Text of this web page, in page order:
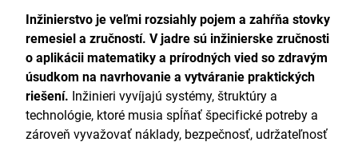
Inžinierstvo je veľmi rozsiahly pojem a zahŕňa stovky
remesiel a zručností. V jadre sú inžinierske zručnosti
o aplikácii matematiky a prírodných vied so zdravým
úsudkom na navrhovanie a vytváranie praktických
riešení. Inžinieri vyvíjajú systémy, štruktúry a
technológie, ktoré musia spĺňať špecifické potreby a
zároveň vyvažovať náklady, bezpečnosť, udržateľnosť